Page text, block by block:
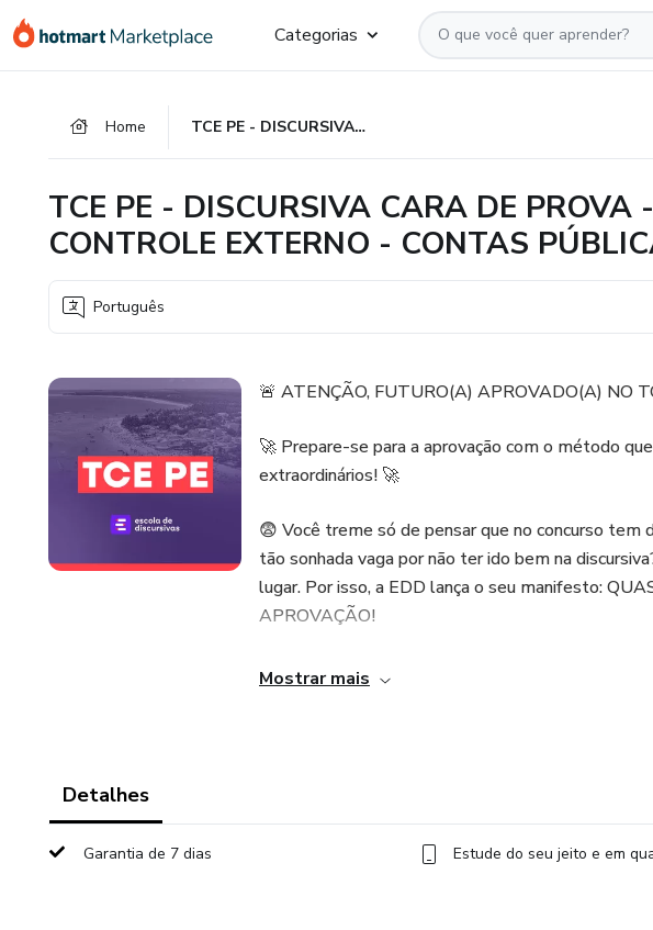
para
para
para
Categorias
Home TCE PE - DISCURSIVA CARA DE PROVA - ANALISTA DE CONTROLE EXTERNO - CONTAS PÚBLICAS - 3 CORREÇÕES
TCE PE - DISCURSIVA CARA DE PROVA
CONTROLE EXTERNO - CONTAS
Português
🚨 ATENÇÃO, FUTURO(A) APROVADO(A) NO
🚀 Prepare-se para a aprovação com o método
extraordinários! 🚀
😨 Você treme só de pensar que no concurso tem
tão sonhada vaga por não ter ido bem na
lugar. Por isso, a EDD lança o seu manifesto:
APROVAÇÃO!
🏆 Você sabia que nosso método ajudou a aprovar
assertiva das respostas esperadas e domínio dos
Mostrar mais
Detalhes
Garantia de 7 dias Estude do seu jeito e em